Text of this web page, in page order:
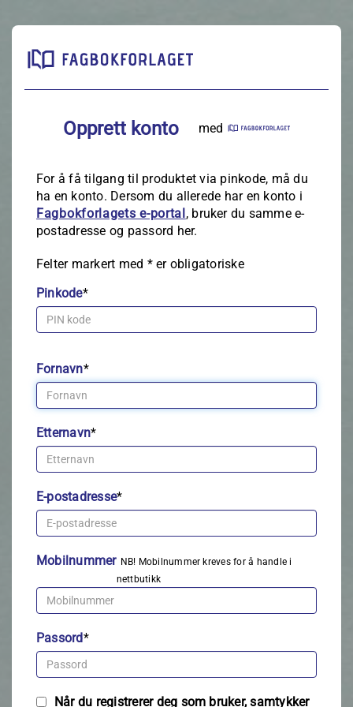
Opprett konto med
For å få tilgang til produktet via pinkode, må du
ha en konto. Dersom du allerede har en konto i
Fagbokforlagets e‑portal, bruker du samme e-
postadresse og passord her.
Felter markert med *er obligatoriske
Pinkode*
Fornavn*
Etternavn*
E-postadresse*
Mobilnummer NB! Mobilnummer kreves for å handle i
nettbutikk
Passord*
Når du registrerer deg som bruker, samtykker